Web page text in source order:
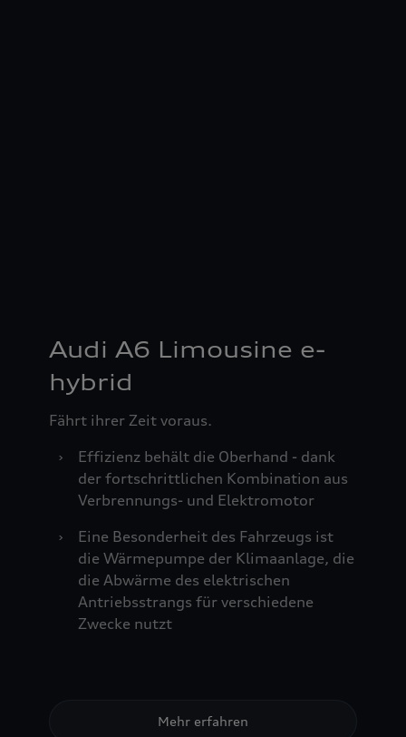
Audi A6 Limousine e-
hybrid
Fährt ihrer Zeit voraus.
›
Effizienz behält die Oberhand - dank
der fortschrittlichen Kombination aus
Verbrennungs- und Elektromotor
›
Eine Besonderheit des Fahrzeugs ist
die Wärmepumpe der Klimaanlage, die
die Abwärme des elektrischen
Antriebsstrangs für verschiedene
Zwecke nutzt
Mehr erfahren